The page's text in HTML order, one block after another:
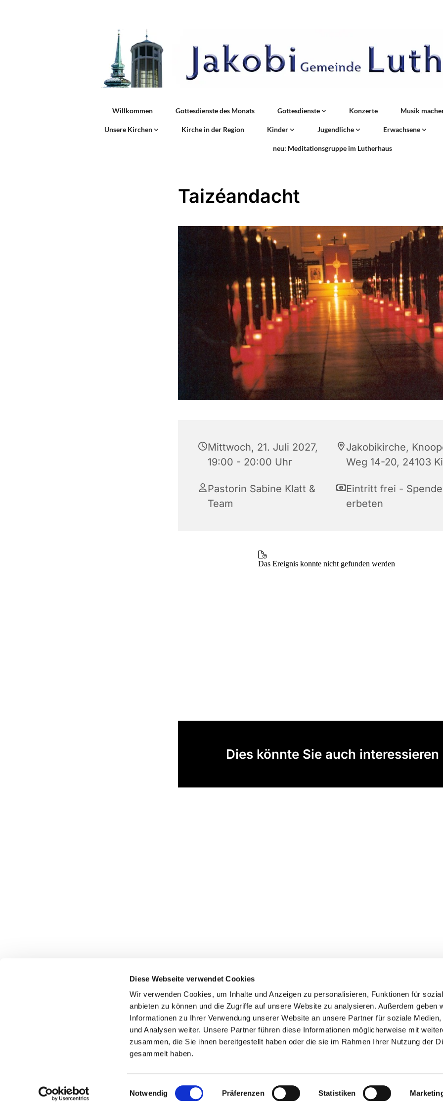
Diese Webseite verwendet Cookies
Wir verwenden Cookies, um Inhalte und Anzeigen zu personalisieren, Funktionen für
anbieten zu können und die Zugriffe auf unsere Website zu analysieren. Außerdem geben
Informationen zu Ihrer Verwendung unserer Website an unsere Partner für soziale Medien,
und Analysen weiter. Unsere Partner führen diese Informationen möglicherweise mit
zusammen, die Sie ihnen bereitgestellt haben oder die sie im Rahmen Ihrer Nutzung der
gesammelt haben.
i
Notwendig Präferenzen Statistiken
Willkommen Gottesdienste des Monats Gottesdienste Konzerte Musik
Unsere Kirchen Kirche in der Region Kinder Jugendliche Erwachsene
neu: Meditationsgruppe im Lutherhaus
Taizéandacht
Mittwoch, 21. Juli 2027,
19:00 - 20:00 Uhr
Jakobikirche,
Weg 14-20, 24103
Pastorin Sabine Klatt &
Team
Eintritt frei - Spende
erbeten
Dies könnte Sie auch interessieren
Jakobi & Luther im Netz · Jakobigemeinde: Knooper Weg 53, 24103 Kiel, Tel.0431 92402,
Luthergemeinde: Schillerstraße 27, 24116 Kiel, Tel. 0431 554479,
Impressum